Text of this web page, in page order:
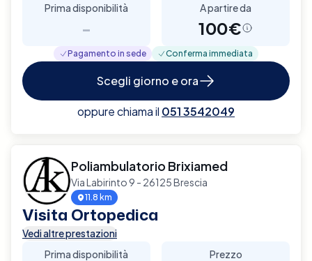
Prima disponibilità
-
A partire da
100€
Pagamento in sede Conferma immediata
Scegli giorno e ora
oppure chiama il 051 3542049
Poliambulatorio Brixiamed
Via Labirinto 9 - 26125 Brescia
11.8 km
Visita Ortopedica
Vedi altre prestazioni
Prima disponibilità
Prezzo